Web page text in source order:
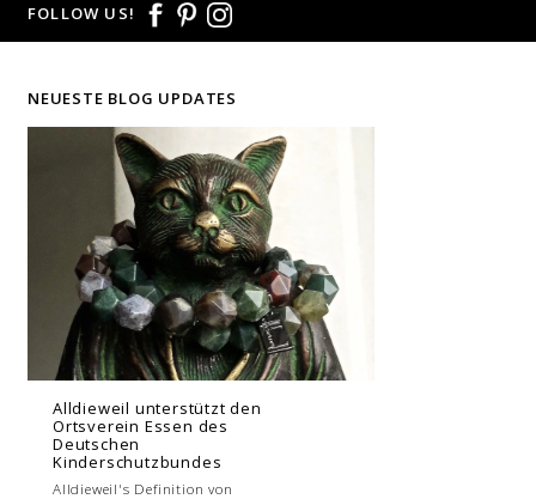
FOLLOW US!
NEUESTE BLOG UPDATES
Alldieweil unterstützt den
Ortsverein Essen des
Deutschen
Kinderschutzbundes
Alldieweil's Definition von